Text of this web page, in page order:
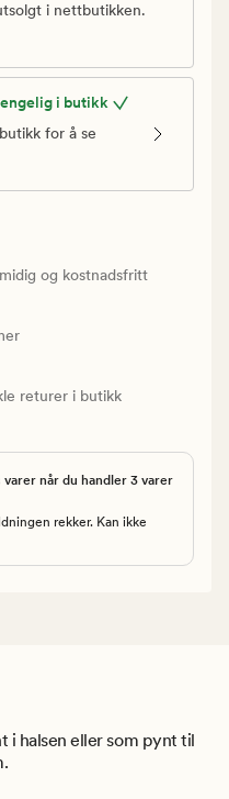
i nettbutikken.
i butikk
for å se
og kostnadsfritt
returer i butikk
varer når du handler 3 varer
rekker. Kan ikke
i halsen eller som pynt til